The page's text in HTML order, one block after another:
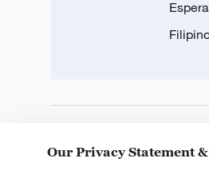
Our Privacy Statement